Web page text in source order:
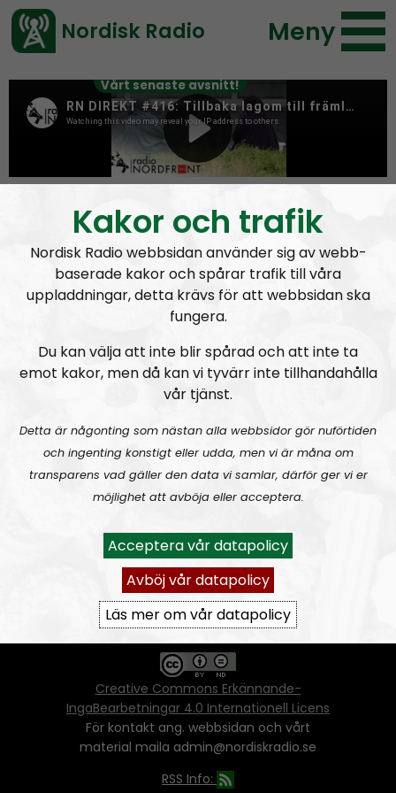
Vårt senaste avsnitt!
Nordisk Radio Meny
Ansvarig utgivare:Vera Oredsson
Vårdatapolicy
Du får kopiera och sprida vårt material
oförändrat, men uppge oss som källa.
Om ni vill sprida ett urklipp ni själva skapat
går även det bra, så länge det inte görs med
ett vinstdrivande syfte - då behöver ni
skriftlig tillåtelse från oss.
Creative Commons Erkännande-
IngaBearbetningar 4.0 Internationell Licens
För kontakt ang. webbsidan och vårt
material maila admin@nordiskradio.se
RSS Info:
Kakor och trafik
Nordisk Radio webbsidan använder sig av webb-
baserade kakor och spårar trafik till våra
uppladdningar, detta krävs för att webbsidan ska
fungera.
Du kan välja att inte blir spårad och att inte ta
emot kakor, men då kan vi tyvärr inte tillhandahålla
vår tjänst.
Detta är någonting som nästan alla webbsidor gör nuförtiden
och ingenting konstigt eller udda, men vi är måna om
transparens vad gäller den data vi samlar, därför ger vi er
möjlighet att avböja eller acceptera.
Acceptera vår datapolicy
Avböj vår datapolicy
Läs mer om vår datapolicy